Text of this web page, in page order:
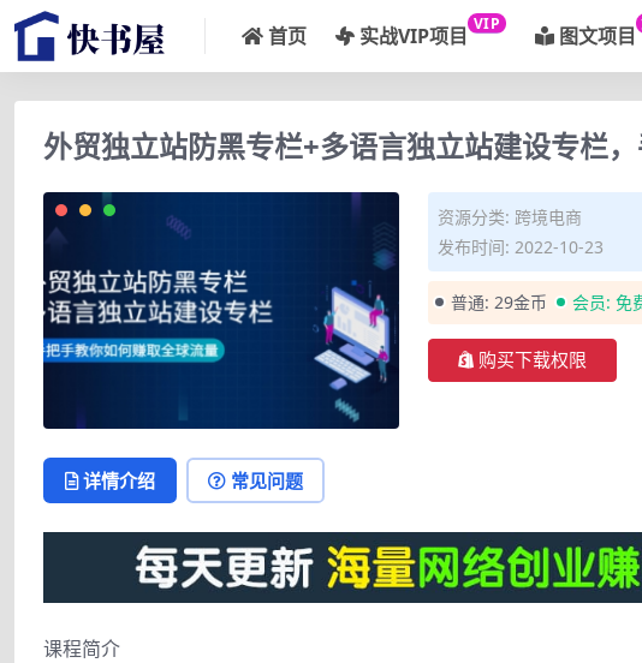
首页 实战VIP项目 VIP 图文项目
外贸独立站防黑专栏+多语言独立站建设专栏
资源分类: 跨境电商
发布时间: 2022-10-23
普通: 29金币 会员: 免
购买下载权限
详情介绍 常见问题
课程简介